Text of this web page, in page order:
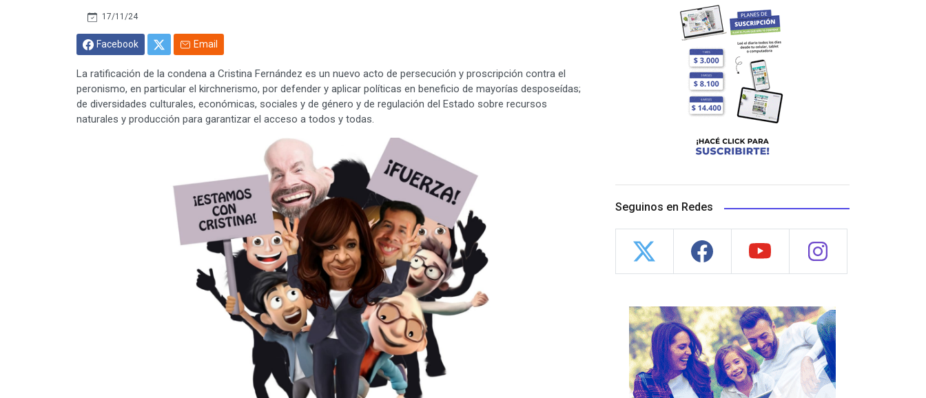
17/11/24
Facebook Email
La ratificación de la condena a Cristina Fernández es un nuevo acto de persecución y proscripción contra el
peronismo, en particular el kirchnerismo, por defender y aplicar políticas en beneficio de mayorías desposeídas;
de diversidades culturales, económicas, sociales y de género y de regulación del Estado sobre recursos
naturales y producción para garantizar el acceso a todos y todas.
Seguinos en Redes